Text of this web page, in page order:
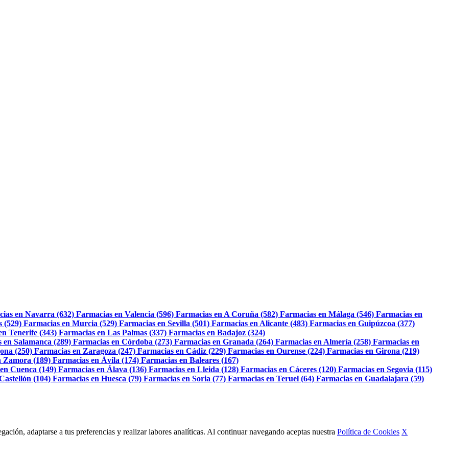
en Navarra (632) Farmacias en Valencia (596) Farmacias en A Coruña (582) Farmacias en Málaga (546) Farmacias en
(529) Farmacias en Murcia (529) Farmacias en Sevilla (501) Farmacias en Alicante (483) Farmacias en Guipúzcoa (377)
Tenerife (343) Farmacias en Las Palmas (337) Farmacias en Badajoz (324)
en Salamanca (289) Farmacias en Córdoba (273) Farmacias en Granada (264) Farmacias en Almería (258) Farmacias en
(250) Farmacias en Zaragoza (247) Farmacias en Cádiz (229) Farmacias en Ourense (224) Farmacias en Girona (219)
Zamora (189) Farmacias en Ávila (174) Farmacias en Baleares (167)
Cuenca (149) Farmacias en Álava (136) Farmacias en Lleida (128) Farmacias en Cáceres (120) Farmacias en Segovia (115)
(104) Farmacias en Huesca (79) Farmacias en Soria (77) Farmacias en Teruel (64) Farmacias en Guadalajara (59)
adaptarse a tus preferencias y realizar labores analíticas. Al continuar navegando aceptas nuestra Política de Cookies X